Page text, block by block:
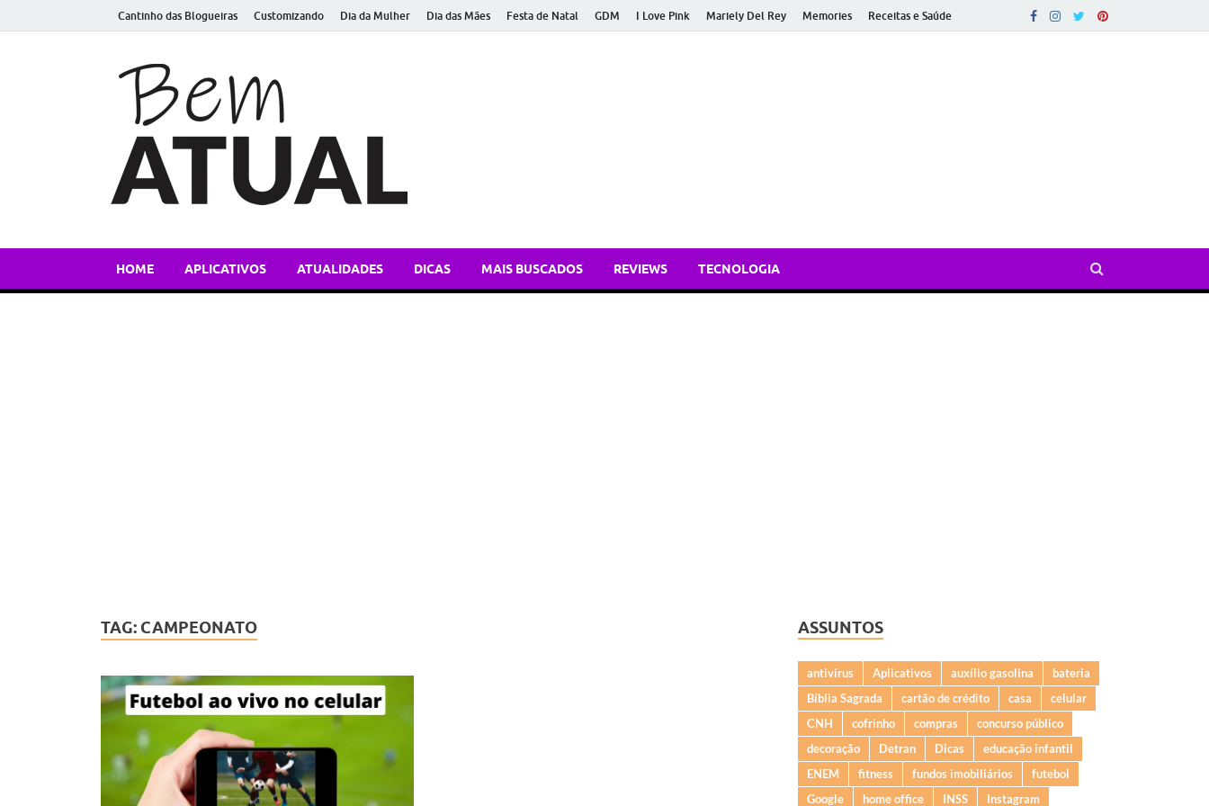
Cantinho das Blogueiras Customizando Dia da Mulher Dia das Mães Festa de Natal GDM I Love Pink Mariely Del Rey Memories Receitas e Saúde
HOME APLICATIVOS ATUALIDADES DICAS MAIS BUSCADOS REVIEWS TECNOLOGIA
TAG: CAMPEONATO ASSUNTOS
antivírus Aplicativos auxílio gasolina
bateria
Bíblia Sagrada
cartão de crédito casa
celular
CNH
cofrinho compras
concurso público
decoração
Detran Dicas
educação infantil
ENEM
fitness fundos imobiliários
futebol
Google
home office INSS Instagram